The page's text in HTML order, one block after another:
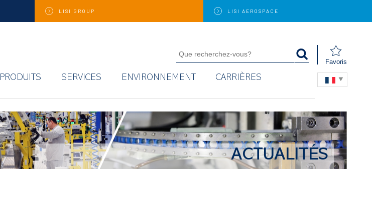
LISI GROUP LISI AEROSPACE
Favoris
PRODUITS SERVICES ENVIRONNEMENT
CARRIÈRES
ACTUALITÉS